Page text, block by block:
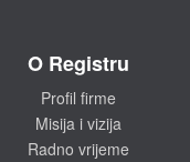
O Registru
Profil firme
Misija i vizija
Radno vrijeme